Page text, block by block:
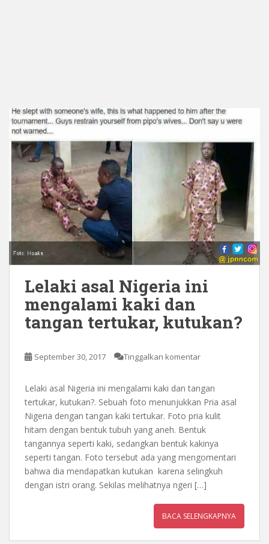
Lelaki asal Nigeria ini
mengalami kaki dan
tangan tertukar, kutukan?
September 30, 2017 Tinggalkan komentar
Lelaki asal Nigeria ini mengalami kaki dan tangan
tertukar, kutukan?. Sebuah foto menunjukkan Pria asal
Nigeria dengan tangan kaki tertukar. Foto pria kulit
hitam dengan bentuk tubuh yang aneh. Bentuk
tangannya seperti kaki, sedangkan bentuk kakinya
seperti tangan. Foto tersebut ada yang mengomentari
bahwa dia mendapatkan kutukan karena selingkuh
dengan istri orang. Sekilas melihatnya ngeri […]
BACA SELENGKAPNYA